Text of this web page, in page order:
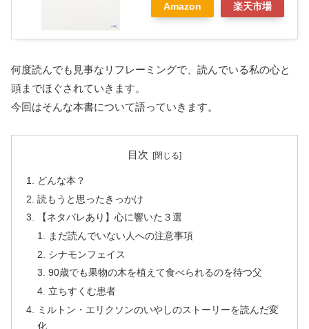
Amazon 楽天市場
何度読んでも見事なリフレーミングで、読んでいる私の心と
頭までほぐされていきます。
今回はそんな本書について語っていきます。
目次
どんな本？
読もうと思ったきっかけ
【ネタバレあり】心に響いた３選
まだ読んでいない人への注意事項
シナモンフェイス
90歳でも果物の木を植えて食べられるのを待つ父
立ちすくむ患者
ミルトン・エリクソンのいやしのストーリーを読んだ変
化